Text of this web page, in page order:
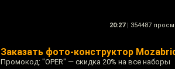
20:27 | 354487
Заказать фото-конструктор
Промокод: "OPER" — скидка 20% на все наборы